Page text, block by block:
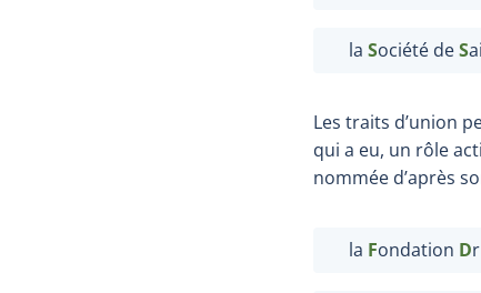
la Société deS
Les traits d’union
qui a eu, un rôle
nommée d’après
la Fondation D